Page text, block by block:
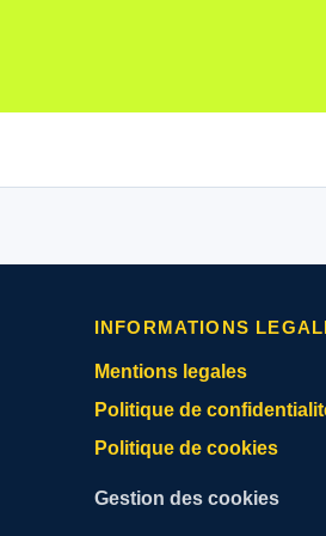
INFORMATIONS
Mentions legales
Politique de
Politique de cookies
Gestion des cookies